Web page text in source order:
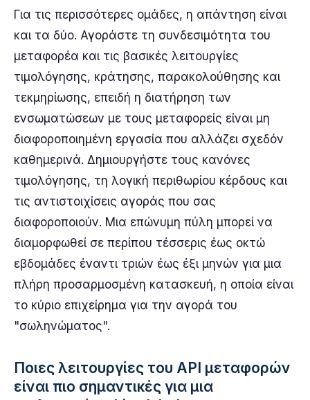
Για τις περισσότερες ομάδες, η απάντηση είναι
και τα δύο. Αγοράστε τη συνδεσιμότητα του
μεταφορέα και τις βασικές λειτουργίες
τιμολόγησης, κράτησης, παρακολούθησης και
τεκμηρίωσης, επειδή η διατήρηση των
ενσωματώσεων με τους μεταφορείς είναι μη
διαφοροποιημένη εργασία που αλλάζει σχεδόν
καθημερινά. Δημιουργήστε τους κανόνες
τιμολόγησης, τη λογική περιθωρίου κέρδους και
τις αντιστοιχίσεις αγοράς που σας
διαφοροποιούν. Μια επώνυμη πύλη μπορεί να
διαμορφωθεί σε περίπου τέσσερις έως οκτώ
εβδομάδες έναντι τριών έως έξι μηνών για μια
πλήρη προσαρμοσμένη κατασκευή, η οποία είναι
το κύριο επιχείρημα για την αγορά του
"σωληνώματος".
Ποιες λειτουργίες του API μεταφορών
είναι πιο σημαντικές για μια